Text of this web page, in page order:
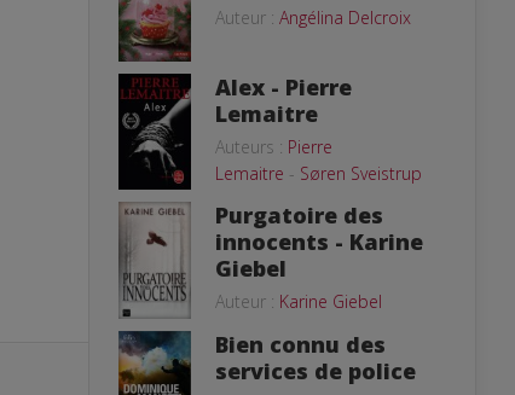
Auteur : Angélina Delcroix
Alex - Pierre
Lemaitre
Auteurs : Pierre
Lemaitre - Søren Sveistrup
Purgatoire des
innocents - Karine
Giebel
Auteur : Karine Giebel
Bien connu des
services de police